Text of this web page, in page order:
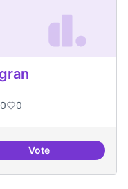
0 0
VoteSocialització de la